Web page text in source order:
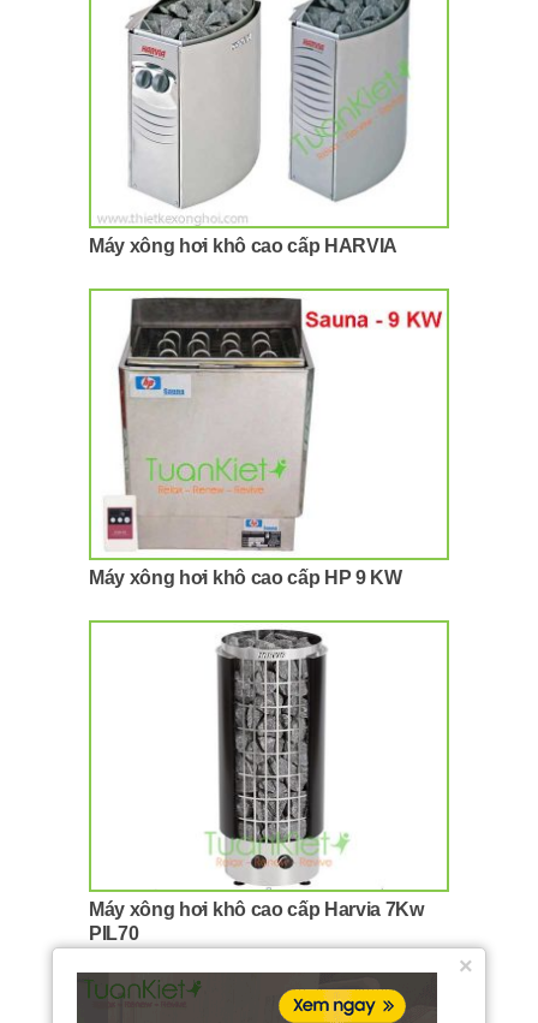
×
Máy xông hơi khô cao cấp HARVIA
Máy xông hơi khô cao cấp HP 9 KW
Máy xông hơi khô cao cấp Harvia 7Kw
PIL70